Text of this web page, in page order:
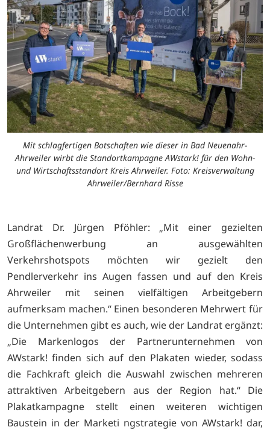
Mit schlagfertigen Botschaften wie dieser in Bad Neuenahr-
Ahrweiler wirbt die Standortkampagne AWstark! für den Wohn-
und Wirtschaftsstandort Kreis Ahrweiler. Foto: Kreisverwaltung
Ahrweiler/Bernhard Risse
Landrat Dr. Jürgen Pföhler: „Mit einer gezielten
Großflächenwerbung an ausgewählten
Verkehrshotspots möchten wir gezielt den
Pendlerverkehr ins Augen fassen und auf den Kreis
Ahrweiler mit seinen vielfältigen Arbeitgebern
aufmerksam machen.“ Einen besonderen Mehrwert für
die Unternehmen gibt es auch, wie der Landrat ergänzt:
„Die Markenlogos der Partnerunternehmen von
AWstark! finden sich auf den Plakaten wieder, sodass
die Fachkraft gleich die Auswahl zwischen mehreren
attraktiven Arbeitgebern aus der Region hat.“ Die
Plakatkampagne stellt einen weiteren wichtigen
Baustein in der Marketi ngstrategie von AWstark! dar,